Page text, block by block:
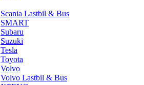
Scania Lastbil & Bus
SMART
Subaru
Suzuki
Tesla
Toyota
Volvo
Volvo Lastbil & Bus